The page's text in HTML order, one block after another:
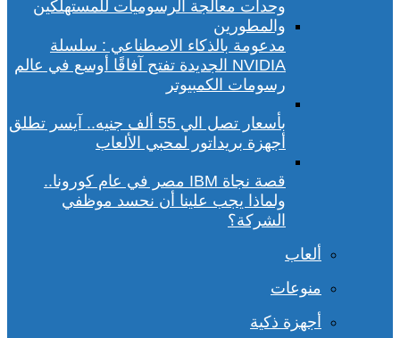
مدعومة بالذكاء الاصطناعي : سلسلة
NVIDIA الجديدة تفتح آفاقًا أوسع في عالم
رسومات الكمبيوتر
بأسعار تصل الي 55 ألف جنيه.. آيسر تطلق
أجهزة بريداتور لمحبي الألعاب
قصة نجاة IBM مصر في عام كورونا..
ولماذا يجب علينا أن نحسد موظفي
الشركة؟
ألعاب
منوعات
أجهزة ذكية